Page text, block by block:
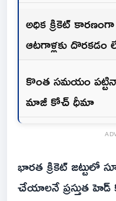
అధిక క్రికెట్
ఆటగాళ్లకు దొరకడం
కొంత సమయం పట్టినా
మాజీ కోచ్‌ ధీమా
భారత క్రికెట్ జట్టులో
చేయాలనే ప్రస్తుత